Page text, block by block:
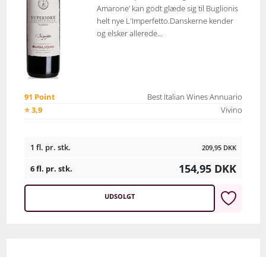
Amarone’ kan godt glæde sig til Buglionis
helt nye L'Imperfetto.Danskerne kender
og elsker allerede...
91 Point
Best Italian Wines Annuario
⭐ 3,9
Vivino
1 fl. pr. stk. 209,95 DKK
6 fl. pr. stk. 154,95 DKK
UDSOLGT